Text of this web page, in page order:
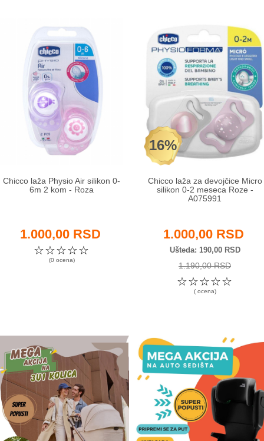
Chicco laža Physio Air silikon 0-
6m 2 kom - Roza
1.000,00 RSD
☆
☆
☆
☆
☆
(0 ocena)
16%
Chicco laža za devojčice Micro
silikon 0-2 meseca Roze -
A075991
1.000,00 RSD
Ušteda 190,00 RSD
1.190,00 RSD
☆
☆
☆
☆
☆
( ocena)